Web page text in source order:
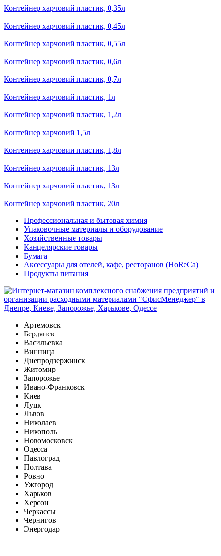
Контейнер харчовий пластик, 0,35л
Контейнер харчовий пластик, 0,45л
Контейнер харчовий пластик, 0,55л
Контейнер харчовий пластик, 0,6л
Контейнер харчовий пластик, 0,7л
Контейнер харчовий пластик, 1л
Контейнер харчовий пластик, 1,2л
Контейнер харчовий 1,5л
Контейнер харчовий пластик, 1,8л
Контейнер харчовий пластик, 13л
Контейнер харчовий пластик, 13л
Контейнер харчовий пластик, 20л
Профессиональная и бытовая химия
Упаковочные материалы и оборудование
Хозяйственные товары
Канцелярские товары
Бумага
Аксессуары для отелей, кафе, ресторанов (HoReCa)
Продукты питания
Артемовск
Бердянск
Васильевка
Винница
Днепродзержинск
Житомир
Запорожье
Ивано-Франковск
Киев
Луцк
Львов
Николаев
Никополь
Новомосковск
Одесса
Павлоград
Полтава
Ровно
Ужгород
Харьков
Херсон
Черкассы
Чернигов
Энергодар